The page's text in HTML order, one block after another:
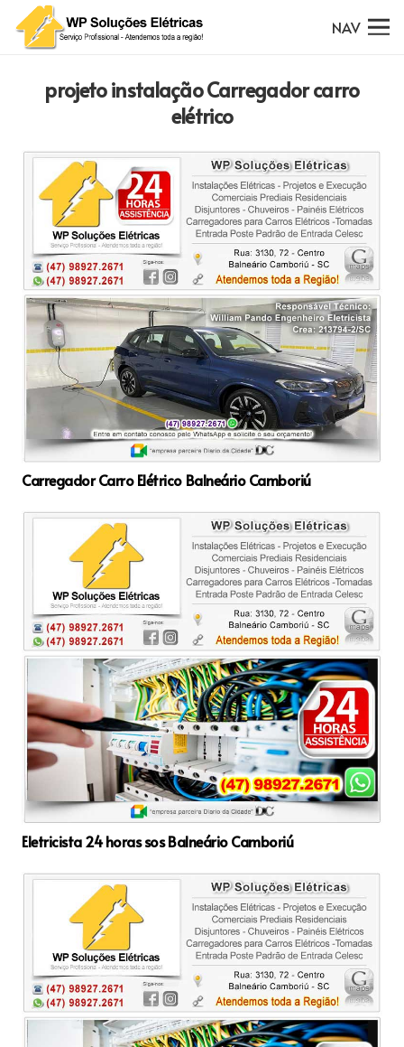
NAV
projeto instalação Carregador carro
elétrico
Carregador Carro Elétrico Balneário Camboriú
Eletricista 24 horas sos Balneário Camboriú